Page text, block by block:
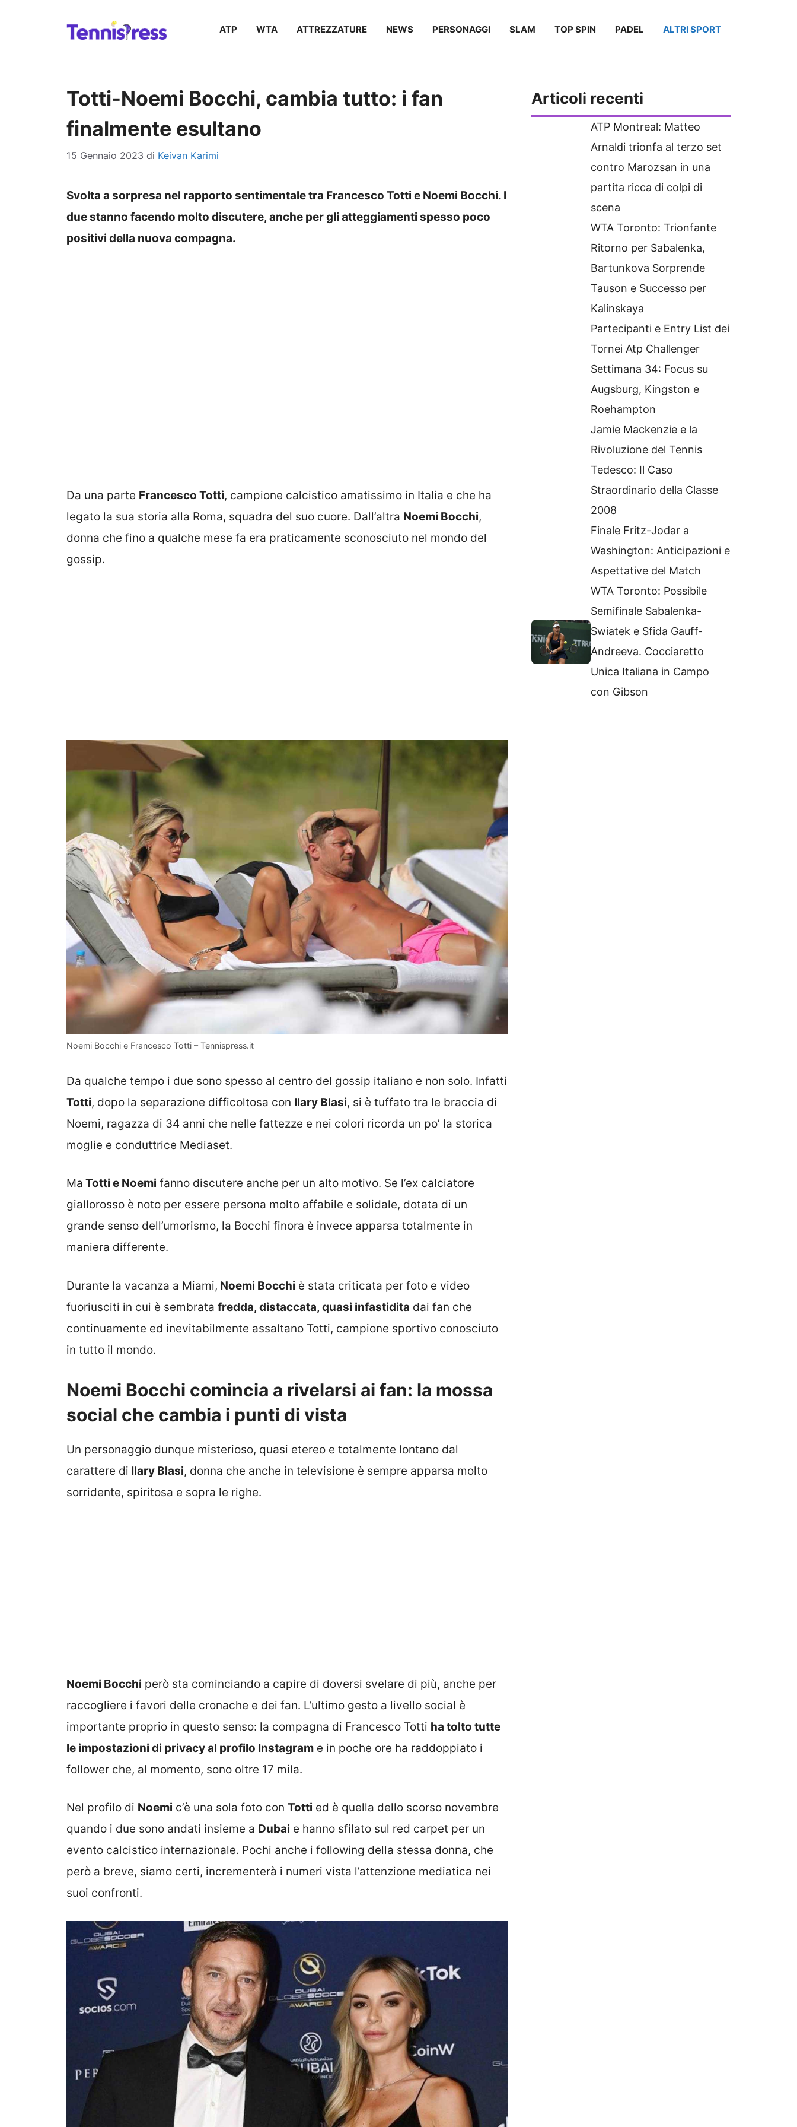
ATP WTA ATTREZZATURE NEWS PERSONAGGI SLAM TOP SPIN PADEL ALTRI SPORT
Totti-Noemi Bocchi, cambia tutto: i fan
finalmente esultano
15 Gennaio 2023 di Keivan Karimi
Svolta a sorpresa nel rapporto sentimentale tra Francesco Totti e Noemi Bocchi. I
due stanno facendo molto discutere, anche per gli atteggiamenti spesso poco
positivi della nuova compagna.
Da una parte Francesco Totti, campione calcistico amatissimo in Italia e che ha
legato la sua storia alla Roma, squadra del suo cuore. Dall’altra Noemi Bocchi,
donna che fino a qualche mese fa era praticamente sconosciuto nel mondo del
gossip.
Noemi Bocchi e Francesco Totti – Tennispress.it
Da qualche tempo i due sono spesso al centro del gossip italiano e non solo. Infatti
Totti, dopo la separazione difficoltosa con Ilary Blasi, si è tuffato tra le braccia di
Noemi, ragazza di 34 anni che nelle fattezze e nei colori ricorda un po’ la storica
moglie e conduttrice Mediaset.
Ma Totti e Noemi fanno discutere anche per un alto motivo. Se l’ex calciatore
giallorosso è noto per essere persona molto affabile e solidale, dotata di un
grande senso dell’umorismo, la Bocchi finora è invece apparsa totalmente in
maniera differente.
Durante la vacanza a Miami, Noemi Bocchi è stata criticata per foto e video
fuoriusciti in cui è sembrata fredda, distaccata, quasi infastidita dai fan che
continuamente ed inevitabilmente assaltano Totti, campione sportivo conosciuto
in tutto il mondo.
Noemi Bocchi comincia a rivelarsi ai fan: la mossa
social che cambia i punti di vista
Un personaggio dunque misterioso, quasi etereo e totalmente lontano dal
carattere di Ilary Blasi, donna che anche in televisione è sempre apparsa molto
sorridente, spiritosa e sopra le righe.
Noemi Bocchi però sta cominciando a capire di doversi svelare di più, anche per
raccogliere i favori delle cronache e dei fan. L’ultimo gesto a livello social è
importante proprio in questo senso: la compagna di Francesco Totti ha tolto tutte
le impostazioni di privacy al profilo Instagram e in poche ore ha raddoppiato i
follower che, al momento, sono oltre 17 mila.
Nel profilo di Noemi c’è una sola foto con Totti ed è quella dello scorso novembre
quando i due sono andati insieme a Dubai e hanno sfilato sul red carpet per un
evento calcistico internazionale. Pochi anche i following della stessa donna, che
però a breve, siamo certi, incrementerà i numeri vista l’attenzione mediatica nei
suoi confronti.
Articoli recenti
ATP Montreal: Matteo
Arnaldi trionfa al terzo set
contro Marozsan in una
partita ricca di colpi di
scena
WTA Toronto: Trionfante
Ritorno per Sabalenka,
Bartunkova Sorprende
Tauson e Successo per
Kalinskaya
Partecipanti e Entry List dei
Tornei Atp Challenger
Settimana 34: Focus su
Augsburg, Kingston e
Roehampton
Jamie Mackenzie e la
Rivoluzione del Tennis
Tedesco: Il Caso
Straordinario della Classe
2008
Finale Fritz-Jodar a
Washington: Anticipazioni e
Aspettative del Match
WTA Toronto: Possibile
Semifinale Sabalenka-
Swiatek e Sfida Gauff-
Andreeva. Cocciaretto
Unica Italiana in Campo
con Gibson